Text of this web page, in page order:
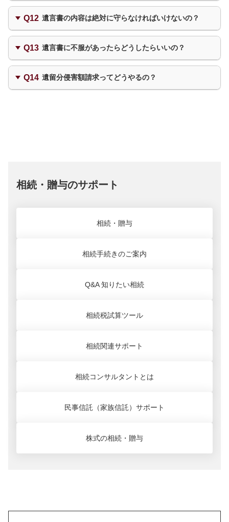
その他
生命保険金の受取人変更
方法や埋葬場所など、遺言者の遺志などを書
くこともできます。
相続をさせたくない人がいる
事業を継続させるために後継者に相続をし
てほしい
相続する人がいない 等
作成のしかた
遺言が無効にならないよう一定の方式を守
る
相続する人が見つけられる状態にしておく
（改変されたりしないような注意が必要）
遺言執行者 を設定しておく
ただし、財産が居住中の自宅など分割しにく
いものだけの場合には、分割協議がまとまら
ない可能性があります。
て財産を分けることになります。
そのため、まずは遺言書があるかどうか調べ
る必要があります。
遺言書を残しているかどうかわからない場合
や特に所在を聞いていない場合、普段から大
切なものがしまってあるところを探してみま
裁判所の検認が必要
開封することはできません。
公正証書遺言以外は、その内容を偽造・変
造されないように、家庭裁判所にて検認を
受ける必要があります。
でも証拠保全のために行われるものです。
うということが多いようです。
の資格がなくなる
なり、相続人の資格がなくなります。
た人の子どもなどに相続権は引き継がれる
遺言書の内容は絶対に守らなければいけないの？
ても問題なし
遺言書の内容に沿って財産を分ける必要はあ
で、きちんと調べましょう。
遺言書に不服があったらどうしたらいいの？
を取得できる
「遺留分」の割合は、誰が相続人になるのか
「遺留分」は相続が起こった時点の財産だけ
遺留分侵害額請求ってどうやるの？
手続きには特に決まった方式がありません
が、1年以内に請求したことを証明するために
証明郵便を送るという方法が一般的です。他
あります。
たいものです。
相続・贈与のサポート
相続・贈与
相続手続きのご案内
Q&A 知りたい相続
相続税試算ツール
相続関連サポート
相続コンサルタントとは
民事信託（家族信託） サポート
株式の相続・贈与